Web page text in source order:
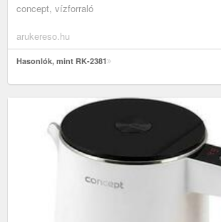
concept, vízforraló
arukereso.hu
Hasonlók, mint RK-2381